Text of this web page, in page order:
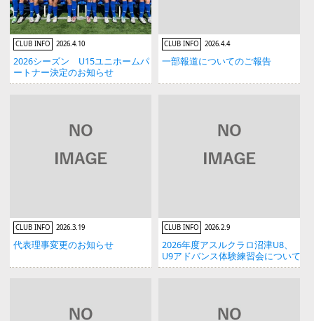
CLUB INFO 2026.4.10
2026シーズン U15ユニホームパ
ートナー決定のお知らせ
CLUB INFO 2026.4.4
一部報道についてのご報告
CLUB INFO 2026.3.19
代表理事変更のお知らせ
CLUB INFO 2026.2.9
2026年度アスルクラロ沼津U8、
U9アドバンス体験練習会について